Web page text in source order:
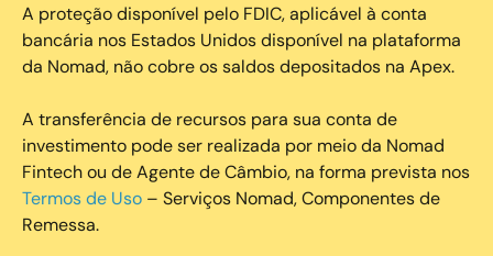
A proteção disponível pelo FDIC, aplicável à conta
bancária nos Estados Unidos disponível na plataforma
da Nomad, não cobre os saldos depositados na Apex.
A transferência de recursos para sua conta de
investimento pode ser realizada por meio da Nomad
Fintech ou de Agente de Câmbio, na forma prevista nos
Termos de Uso – Serviços Nomad, Componentes de
Remessa.